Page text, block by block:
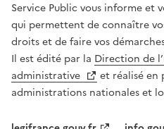
Service Public vous informe et
qui permettent de connaître
droits et de faire vos
Il est édité par la Direction de
administrative
et réalisé en
administrations nationales et